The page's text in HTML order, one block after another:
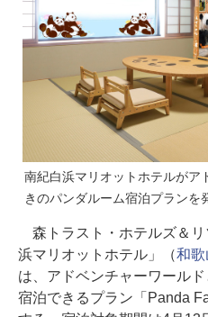
南紀白浜マリオットホテルがア
きのパンダルーム宿泊プランを
森トラスト・ホテルズ＆リ
浜マリオットホテル」（和
は、アドベンチャーワール
宿泊できるプラン「Panda